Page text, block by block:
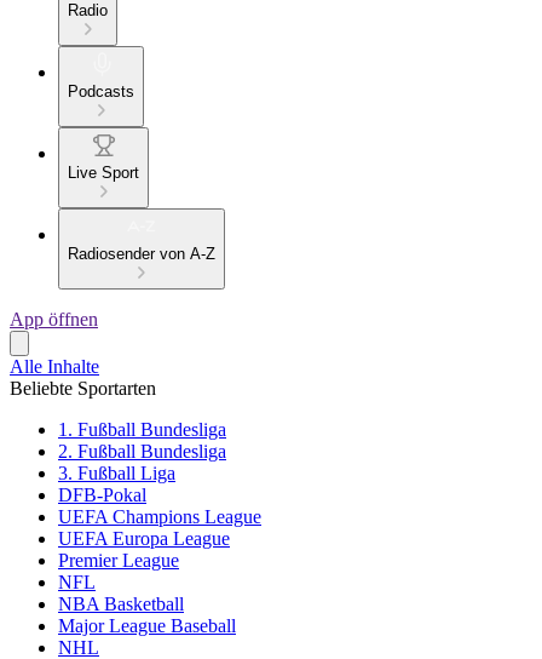
Radio
Podcasts
Live Sport
Radiosender von A-Z
App öffnen
Alle Inhalte
Beliebte Sportarten
1. Fußball Bundesliga
2. Fußball Bundesliga
3. Fußball Liga
DFB-Pokal
UEFA Champions League
UEFA Europa League
Premier League
NFL
NBA Basketball
Major League Baseball
NHL